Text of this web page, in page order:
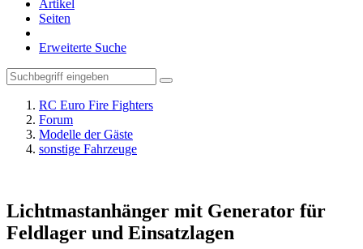
Artikel
Seiten
Erweiterte Suche
RC Euro Fire Fighters
Forum
Modelle der Gäste
sonstige Fahrzeuge
Lichtmastanhänger mit Generator für
Feldlager und Einsatzlagen